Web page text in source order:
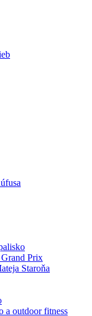
Prix
Staroňa
a outdoor fitness